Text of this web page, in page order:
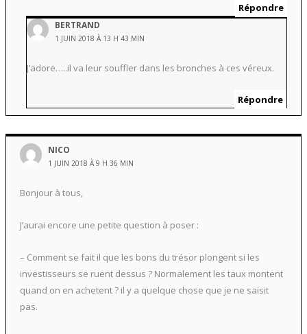
Répondre
BERTRAND
1 JUIN 2018 À 13 H 43 MIN
J’adore…..il va leur souffler dans les bronches à ces véreux.
Répondre
NICO
1 JUIN 2018 À 9 H 36 MIN
Bonjour à tous,
J’aurai encore une petite question à poser :
– Comment se fait il que les bons du trésor plongent si les
investisseurs se ruent dessus ? Normalement les taux montent
quand on en achetent ? il y a quelque chose que je ne saisit
pas.